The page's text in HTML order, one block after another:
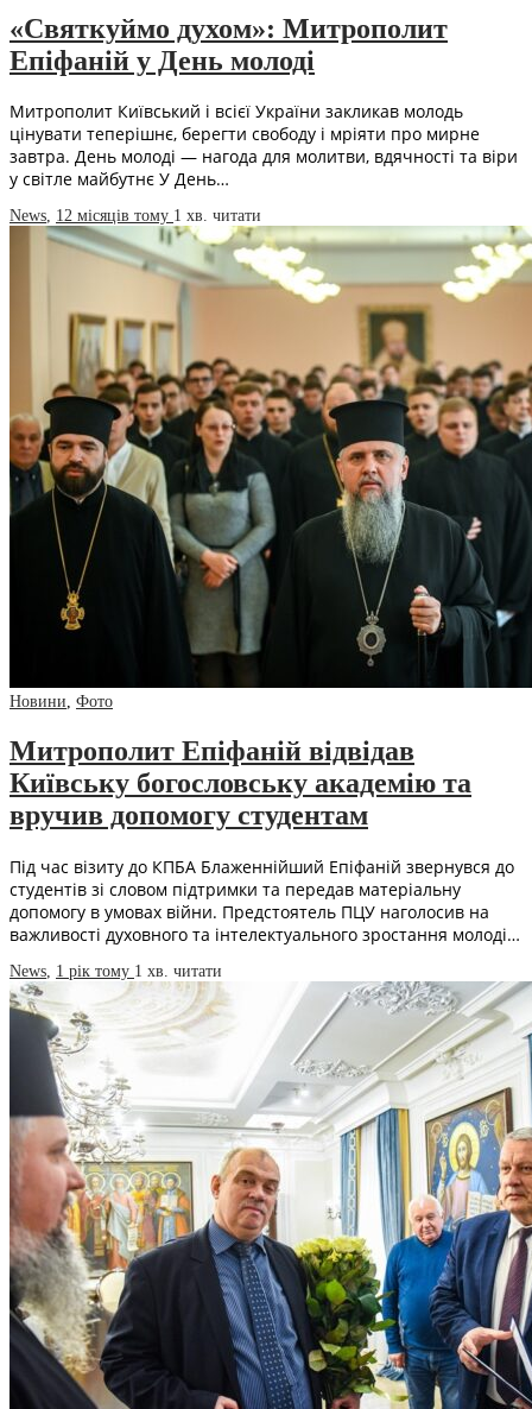
«Святкуймо духом»: Митрополит
Епіфаній у День молоді
Митрополит Київський і всієї України закликав молодь
цінувати теперішнє, берегти свободу і мріяти про мирне
завтра. День молоді — нагода для молитви, вдячності та віри
у світле майбутнє У День…
News, 12 місяців тому 1 хв. читати
Новини, Фото
Митрополит Епіфаній відвідав
Київську богословську академію та
вручив допомогу студентам
Під час візиту до КПБА Блаженнійший Епіфаній звернувся до
студентів зі словом підтримки та передав матеріальну
допомогу в умовах війни. Предстоятель ПЦУ наголосив на
важливості духовного та інтелектуального зростання молоді…
News, 1 рік тому 1 хв. читати